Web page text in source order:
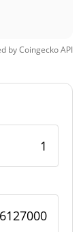
SNC
byCoingeckoAPI